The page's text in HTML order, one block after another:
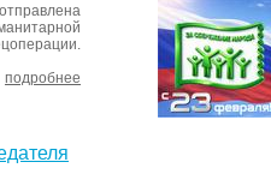
подробнее